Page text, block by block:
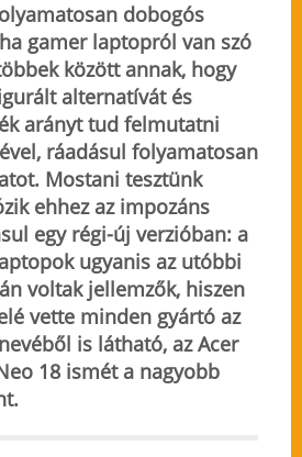
dobogós
gamer laptopról van szó
között annak, hogy
alternatívát és
arányt tud felmutatni
ráadásul folyamatosan
Mostani tesztünk
ehhez az impozáns
egy régi-új verzióban: a
ugyanis az utóbbi
voltak jellemzők, hiszen
vette minden gyártó az
is látható, az Acer
18 ismét a nagyobb